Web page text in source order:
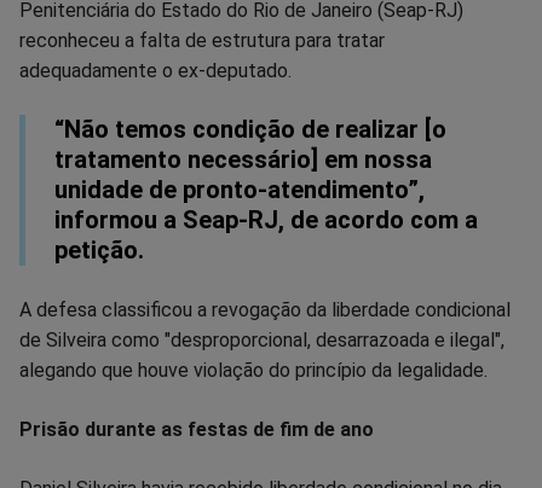
Penitenciária do Estado do Rio de Janeiro (Seap-RJ)
reconheceu a falta de estrutura para tratar
adequadamente o ex-deputado.
“Não temos condição de realizar [o
tratamento necessário] em nossa
unidade de pronto-atendimento”,
informou a Seap-RJ, de acordo com a
petição.
A defesa classificou a revogação da liberdade condicional
de Silveira como "desproporcional, desarrazoada e ilegal",
alegando que houve violação do princípio da legalidade.
Prisão durante as festas de fim de ano